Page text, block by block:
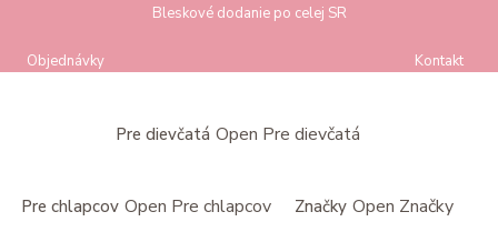
obsah
Bleskové dodanie po celej SR
Objednávky Kontakt
Pre dievčatá Open Pre dievčatá
Pre chlapcov Open Pre chlapcov Značky Open Značky